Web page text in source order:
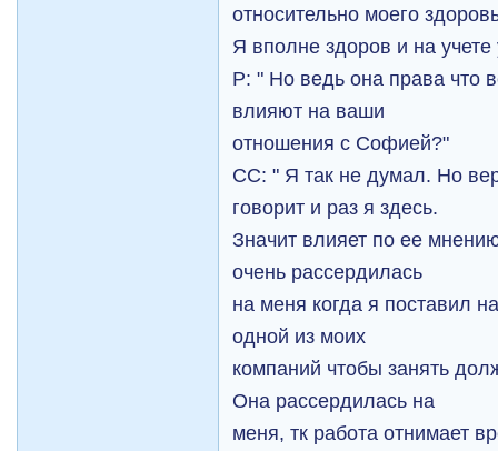
относительно моего
Я вполне здоров и на учете
Р: " Но ведь она права что
влияют на ваши
отношения с Софией?"
СС: " Я так не думал. Но
говорит и раз я здесь.
Значит влияет по ее
очень рассердилась
на меня когда я поставил
одной из моих
компаний чтобы занять
Она рассердилась на
меня, тк работа отнимает